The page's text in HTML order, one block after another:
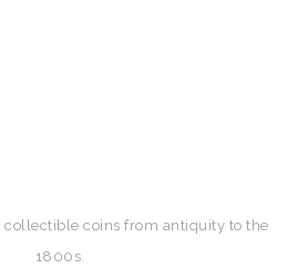
collectible coins from antiquity to the
1800s.